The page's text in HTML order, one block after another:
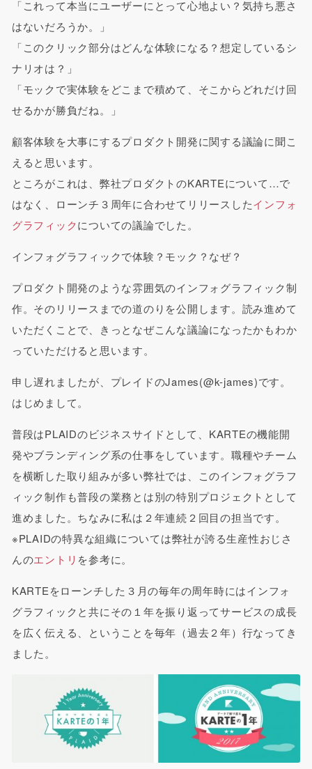
「これって本当にユーザーにとって心地よい？気持ち悪さ
はないだろうか。」
「このクリック部分はどんな体験になる？想定しているシ
ナリオは？」
「モックで実体験をどこまで積めて、そこからどれだけ回
せるかが勝負だね。」
顧客体験を大事にするプロダクト開発に関する議論に聞こ
えると思います。
ところがこれは、弊社プロダクトのKARTEについて…で
はなく、ローンチ３周年に合わせてリリースしたインフォ
グラフィックについての議論でした。
インフォグラフィックで体験？モック？なぜ？
プロダクト開発のような雰囲気のインフォグラフィック制
作。そのリリースまでの道のりを公開します。読み進めて
いただくことで、きっとなぜこんな議論になったかもわか
っていただけると思います。
申し遅れましたが、プレイドのJames(@k-james)です。
はじめまして。
普段はPLAIDのビジネスサイドとして、KARTEの機能開
発やブランディング系の仕事をしています。職種やチーム
を横断した取り組みが多い弊社では、このインフォグラフ
ィック制作も普段の業務とは別の特別プロジェクトとして
進めました。ちなみに私は２年連続２回目の担当です。
※PLAIDの特異な組織については弊社が誇る生産性おじさ
んのエントリ を参考に。
KARTEをローンチした３月の毎年の周年時にはインフォ
グラフィックと共にその１年を振り返ってサービスの成長
を広く伝える、ということを毎年（過去２年）行なってき
ました。